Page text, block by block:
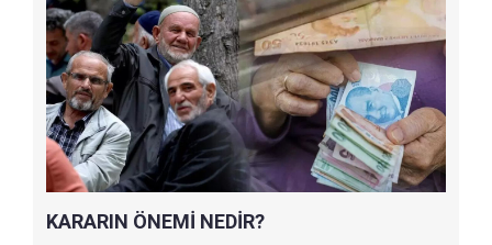
KARARIN ÖNEMİ NEDİR?